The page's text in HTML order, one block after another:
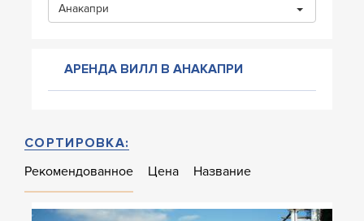
Анакапри
АРЕНДА ВИЛЛ В АНАКАПРИ
СОРТИРОВКА:
Рекомендованное
Цена Название